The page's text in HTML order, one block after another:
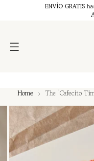
ENVÍO GRATIS
Home The 'Cafecito